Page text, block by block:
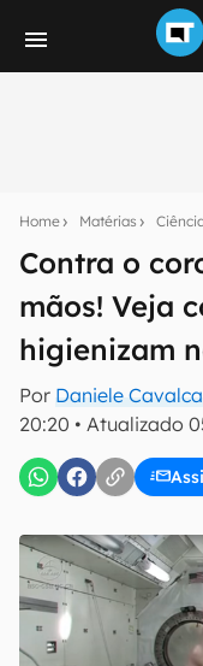
Home Matérias
Contra o
mãos! Veja
higienizam
Por Daniele
20:20 • Atualizado
notícias e
mão.
E-mail
Confirmo que li,
Uso e Política de